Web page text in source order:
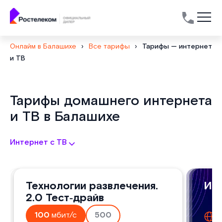
Онлайм в Балашихе › Все тарифы ›
Тарифы — интернет
и ТВ
Тарифы домашнего интернета
и ТВ в Балашихе
Тарифы
Интернет с ТВ
Технологии развлечения.
2.0 Тест‑драйв
100 мбит/с 500
Технологии развлечения
2.0
домашний интернет
Технологии развлечения
2.0
домашний интернет